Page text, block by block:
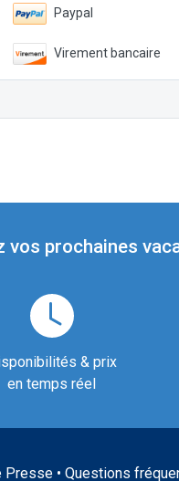
Paypal
Virement bancaire
vos prochaines
& prix
en temps réel
Presse• Questions